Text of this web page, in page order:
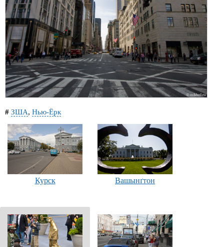
# ЗША, Нью-Ёрк
Курск Вашынґтон